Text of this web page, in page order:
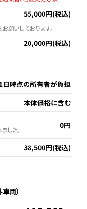
55,000円(税込)
願いしております。
20,000円(税込)
日時点の所有者が負担
本体価格に含む
した｡ 0円
38,500円(税込)
両）